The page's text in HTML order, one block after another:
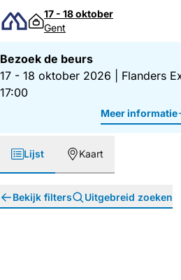
Direct naar inhoud
17 - 18 oktober
Gent
Bezoek de beurs
17 - 18 oktober 2026
Flanders
17:00
Meer informatie
Lijst Kaart
Bekijk filters Uitgebreid zoeken